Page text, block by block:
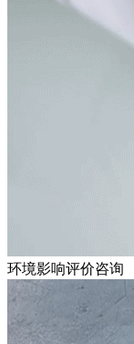
环境影响评价咨询